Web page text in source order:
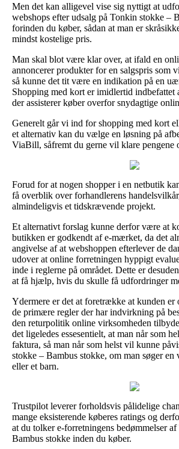
Men det kan alligevel vise sig nyttigt at
webshops efter udsalg på Tonkin stokke –
forinden du køber, sådan at man er
mindst kostelige pris.
Man skal blot være klar over, at ifald en
annoncerer produkter for en salgspris som
så kunne det tit være en indikation på en
Shopping med kort er imidlertid indbefattet
der assisterer køber overfor snydagtige
Generelt går vi ind for shopping med kort
et alternativ kan du vælge en løsning på
ViaBill, såfremt du gerne vil klare pengene
Forud for at nogen shopper i en netbutik
få overblik over forhandlerens
almindeligvis et tidskrævende projekt.
Et alternativt forslag kunne derfor være at
butikken er godkendt af e-mærket, da det
angivelse af at webshoppen efterlever de
udover at online forretningen hyppigt
inde i reglerne på området. Dette er
at få hjælp, hvis du skulle få udfordringer
Ydermere er det at foretrække at kunden
de primære regler der har indvirkning på
den returpolitik online virksomheden
det ligeledes essesentielt, at man når som
faktura, så man når som helst vil kunne
stokke – Bambus stokke, om man søger en
eller et barn.
Trustpilot leverer forholdsvis pålidelige
mange eksisterende køberes ratings og
at du tolker e-forretningens bedømmelser
Bambus stokke inden du køber.